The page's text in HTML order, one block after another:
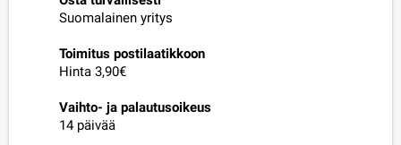
Suomalainen yritys
Toimitus postilaatikkoon
Hinta 3,90€
Vaihto- ja palautusoikeus
14 päivää